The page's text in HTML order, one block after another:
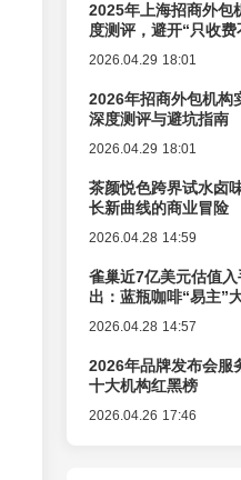
2025年上海招商外包
度测评，避开“只收
2026.04.29 18:01
2026年招商外包机构
深度测评与避坑指南
2026.04.29 18:01
茶颜悦色跨界试水卤
长新曲线的商业冒险
2026.04.28 14:59
雀巢近7亿美元估值
出：蓝瓶咖啡“易主”
2026.04.28 14:57
2026年品牌发布会服
十大机构红黑榜
2026.04.26 17:46